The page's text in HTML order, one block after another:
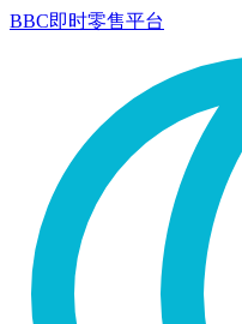
BBC即时零售平台